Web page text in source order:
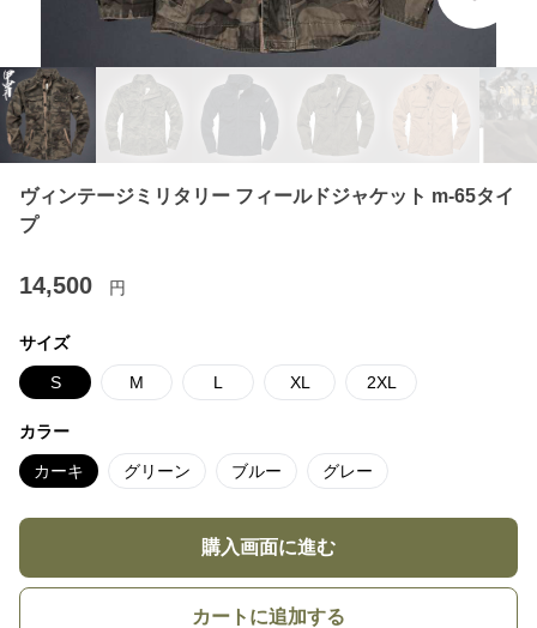
ヴィンテージミリタリー フィールドジャケット m-65タイ
プ
14,500 円
サイズ
S M L XL 2XL
カラー
カーキ グリーン ブルー グレー
購入画面に進む
カートに追加する